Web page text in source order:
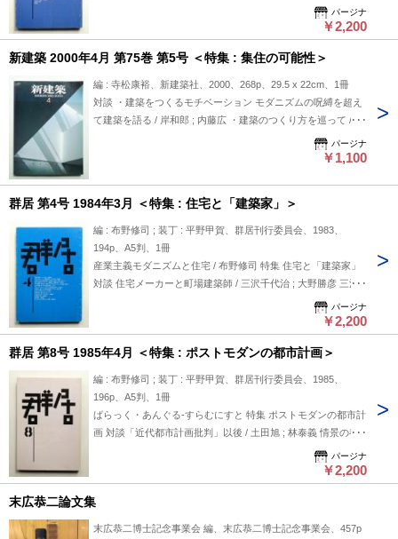
勝彦 ; 布野修司 ; 渡辺豊和 淡路へ行って脩ちゃんと飲もう /
HPU 山田脩二と瓦 / 伊東豊雄 淡路・津井・瓦-山田脩二氏に聞
く / 『群居』少年隊 HPUニュース / HPU 日本の住宅=町づくり
三の『国民住居論攷』-ハウジング計画論ノート⑥- / 布野修司
続ホームシック物語 / 石山修武 西域駆足旅行記 / 渡辺豊和
THE GENBA / 那須武秀 空をとんできた家 / 内藤信子 弱小建売
業者の一人言⑧ / 小須田広利 壱デベロッパーからの報告③ / 斉
と住居 / 森反章夫 孤独な「舞台」 現代女性とインテリア / 江
原由美子 台所から覗いた家族の変容 / 丹羽小丸 プレイルーム
で逢いましょう / 仲倉眉子 ちょっと休漫画 / 裕美えこ 住居の
記号論⑥ / A.K.バイブーリン ; 坂内徳明 CM方式とゼネコン方
ザンダー / 本浦千代吉 スポーツハウジング・ひたすらの自己
満足を求めて⑥ / 照沼厚於 ; 野辺公一 群居考現行-ACTION
REPORTあるき・乱打夢 / 石山修武 ; 大野勝彦 ; 布野修司 ; 渡
辺豊和 共和木工と木製サッシ開発 / 大野勝彦 「地域型」展開
昭 HPUニュース / HPU 日本の住宅=町づくりの方法⑩-部品化
木造住宅- / 大野勝彦 戦争と住宅-西山夘三の『国民住居論攷』
③-ハウジング計画論ノート⑧- / 布野修司 ホームシック物語 /
石山修武 空間寓意考覚書-屋根 / 渡辺豊和 弱小建売業者の一人
言⑩ / 小須田広利 壱デベロッパーからの報告④ / 斉藤年明
パージナ
￥2,200
新建築 2000年4月 第75巻 第5号 ＜特集 : 集住の可能性＞
編 : 寺松康裕、新建築社、2000、268p、29.5 x 22cm、1冊
対談 ・建築をつくるモチベーション モダニズムの呪縛を超え
て建築を語る / 岸和郎 ; 内藤広 ・建築のつくり方を巡って / 西
田勝彦 ; 千葉学 かたちについて① / 阿部仁史 作品 ・デイ・ホ
ーム玉川田園調布 世田谷区営繕課 ヘルム建築・都市コンサル
ージュルネフルール(雪月花) 阿部仁史アトリエ 桐蔭学園キャ
ンパス整備計画の歩み / 稲塚二郎 学校建築 ・桐蔭学園キャン
パス整備計画 桐蔭学園高等学校 稲塚二郎・都市・建築設計事
務所 ・世田谷区立桜丘小学校 船越徹＋ARCOM ・立教池袋中
学校・高等学校 山下設計＋マナ建築設計室 ・立教大学8号館
/ 宮崎雅明 オフィスコンプレックス ・茨城県業務中心地区 ・
茨城県市町村会館 日本設計 ・茨城県開発公社ビル 久米設計
・JRセントラルタワーズ 阪田誠造 KPF JRセントラルタワー
棟連結増殖型共同建て替え / 村上美奈子 ・長崎市斜面住宅地
再生計画 路地・斜面都市空間論 / 長坂大 ・4 in 1 木村博昭 Ks
Architects 3人のクライアントのための住宅 木村博昭 ・福岡県
公営住宅大里団地 アデル・ノーデ・サントスアンドアソシエ
イツ サム建築研究所 T.I.S.＆PARTNERS / 今川憲英 ・アビタ
戸祭 更田邦彦＋岩岡竜夫＋岩下泰三 ・川越の音楽マンション
下道郎 ワークショップ ACT Action Connect With Town 活動は
まちにつながる / 柴田いづみ MOMI Paris 櫻井義夫＋I MEDIA
パージナ
￥1,100
群居 第4号 1984年3月 ＜特集 : 住宅と「建築家」＞
編 : 布野修司 ; 装丁 : 平野甲賀、群居刊行委員会、1983、
194p、A5判、1冊
産業主義モダニズムと住宅 / 布野修司 特集 住宅と「建築家」
対談 住宅メーカーと町場建築師 / 三沢千代治 ; 大野勝彦 三沢
千代治と大野勝彦 / 野辺公一 小住宅における立体視の役割-生
田勉の住宅- / 太田邦夫 住居学への試行-吉阪住居論ノート- / 重
村力 池辺陽論のためのスケッチ / 難波和彦 広瀬鎌二論 / 岩下
繁昭 今「建築家」は「住宅」にどう関わりえているのか? / 石
居の原型 / 八木幸二 スポーツハウジング・ひたすらの自己満
足を求めて② / 野辺公一 ばらっく・あんぐる-すらむにすと 工
房日誌 / 宮内康 弱小建売業者の一人言⑤ / 小須田広利 けだる
としてのパターン・ランゲージの射程距離 / 難波和彦 群居考
パージナ
￥2,200
群居 第8号 1985年4月 ＜特集 : ポストモダンの都市計画＞
編 : 布野修司 ; 装丁 : 平野甲賀、群居刊行委員会、1985、
196p、A5判、1冊
ばらっく・あんぐる-すらむにすと 特集 ポストモダンの都市計
画 対談「近代都市計画批判」以後 / 土田旭 ; 林泰義 情景の都
市計画-見える環境づくりの再認識 / 鳴海邦硯 専門家時代の終
焉 / 木下勇 分極化する都市計画像 / 西山康雄 近代的な都市計
画からこぼれ落ちるもの / 田中滋夫 アメニティの視点から都
市を捉える / 久木田禎一 都市計画家としてのシノプシス / 佐々
パージナ
￥2,200
末広恭二論文集
末広恭二博士記念事業会 編、末広恭二博士記念事業会、457p